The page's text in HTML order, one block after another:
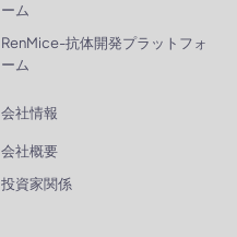
ーム
RenMice-抗体開発プラットフォ
ーム
会社情報
会社概要
投資家関係